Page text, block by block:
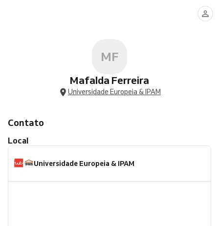
MF
Mafalda Ferreira
Universidade Europeia & IPAM
Contato
Local
Universidade Europeia & IPAM